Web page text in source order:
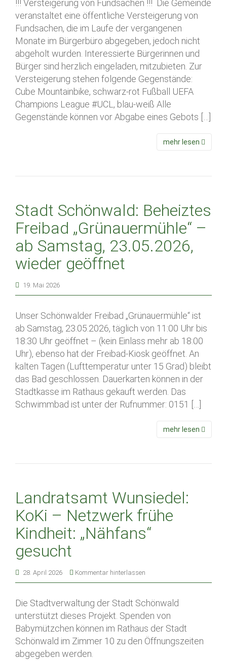
!!! Versteigerung von Fundsachen !!! Die Gemeinde
veranstaltet eine öffentliche Versteigerung von
Fundsachen, die im Laufe der vergangenen
Monate im Bürgerbüro abgegeben, jedoch nicht
abgeholt wurden. Interessierte Bürgerinnen und
Bürger sind herzlich eingeladen, mitzubieten. Zur
Versteigerung stehen folgende Gegenstände:
Cube Mountainbike, schwarz-rot Fußball UEFA
Champions League #UCL, blau-weiß Alle
Gegenstände können vor Abgabe eines Gebots […]
mehr lesen
Stadt Schönwald: Beheiztes
Freibad „Grünauermühle“ –
ab Samstag, 23.05.2026,
wieder geöffnet
19. Mai 2026
Unser Schönwalder Freibad „Grünauermühle“ ist
ab Samstag, 23.05.2026, täglich von 11:00 Uhr bis
18:30 Uhr geöffnet – (kein Einlass mehr ab 18:00
Uhr), ebenso hat der Freibad-Kiosk geöffnet. An
kalten Tagen (Lufttemperatur unter 15 Grad) bleibt
das Bad geschlossen. Dauerkarten können in der
Stadtkasse im Rathaus gekauft werden. Das
Schwimmbad ist unter der Rufnummer: 0151 […]
mehr lesen
Landratsamt Wunsiedel:
KoKi – Netzwerk frühe
Kindheit: „Nähfans“
gesucht
28. April 2026 Kommentar hinterlassen
Die Stadtverwaltung der Stadt Schönwald
unterstützt dieses Projekt. Spenden von
Babymützchen können im Rathaus der Stadt
Schönwald im Zimmer 10 zu den Öffnungszeiten
abgegeben werden.